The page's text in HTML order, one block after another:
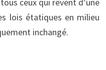
lois étatiques en milieu
inchangé.